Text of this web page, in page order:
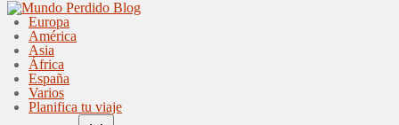
Europa
América
Asia
África
España
Varios
Planifica tu viaje